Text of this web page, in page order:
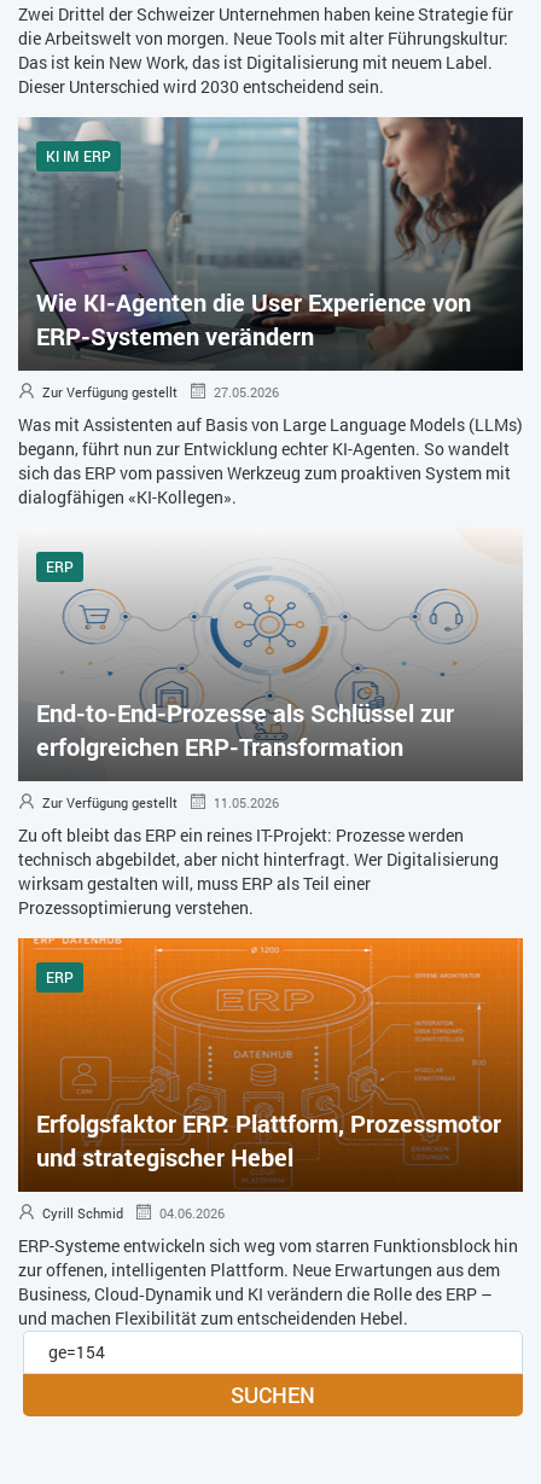
Zwei Drittel der Schweizer Unternehmen haben keine Strategie für
die Arbeitswelt von morgen. Neue Tools mit alter Führungskultur:
Das ist kein New Work, das ist Digitalisierung mit neuem Label.
Dieser Unterschied wird 2030 entscheidend sein.
KI IM ERP
Wie KI-Agenten die User Experience von
ERP-Systemen verändern
Zur Verfügung gestellt 27.05.2026
Was mit Assistenten auf Basis von Large Language Models (LLMs)
begann, führt nun zur Entwicklung echter KI-Agenten. So wandelt
sich das ERP vom passiven Werkzeug zum proaktiven System mit
dialogfähigen «KI-Kollegen».
ERP
End-to-End-Prozesse als Schlüssel zur
erfolgreichen ERP-Transformation
Zur Verfügung gestellt 11.05.2026
Zu oft bleibt das ERP ein reines IT-Projekt: Prozesse werden
technisch abgebildet, aber nicht hinterfragt. Wer Digitalisierung
wirksam gestalten will, muss ERP als Teil einer
Prozessoptimierung verstehen.
ERP
Erfolgsfaktor ERP: Plattform, Prozessmotor
und strategischer Hebel
Cyrill Schmid 04.06.2026
ERP-Systeme entwickeln sich weg vom starren Funktionsblock hin
zur offenen, intelligenten Plattform. Neue Erwartungen aus dem
Business, Cloud‑Dynamik und KI verändern die Rolle des ERP –
und machen Flexibilität zum entscheidenden Hebel.
SUCHEN